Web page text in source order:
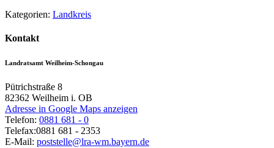
Kategorien: Landkreis
Kontakt
Landratsamt Weilheim-Schongau
Pütrichstraße 8
82362 Weilheim i. OB
Adresse in Google Maps anzeigen
Telefon: 0881 681 - 0
Telefax:0881 681 - 2353
E-Mail: poststelle@lra-wm.bayern.de